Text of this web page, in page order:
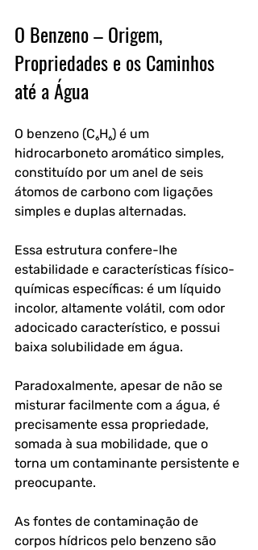
O Benzeno – Origem,
Propriedades e os Caminhos
até a Água
O benzeno (C₆H₆) é um
hidrocarboneto aromático simples,
constituído por um anel de seis
átomos de carbono com ligações
simples e duplas alternadas.
Essa estrutura confere-lhe
estabilidade e características físico-
químicas específicas: é um líquido
incolor, altamente volátil, com odor
adocicado característico, e possui
baixa solubilidade em água.
Paradoxalmente, apesar de não se
misturar facilmente com a água, é
precisamente essa propriedade,
somada à sua mobilidade, que o
torna um contaminante persistente e
preocupante.
As fontes de contaminação de
corpos hídricos pelo benzeno são